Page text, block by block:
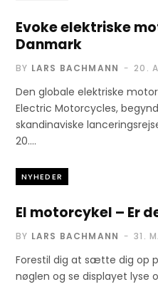
Evoke elektriske
Danmark
BY LARS BACHMANN 20.
Den globale elektriske
Electric Motorcycles,
skandinaviske
20.…
NYHEDER
El motorcykel – Er
BY LARS BACHMANN 31.
Forestil dig at sætte dig op
nøglen og se displayet lyse